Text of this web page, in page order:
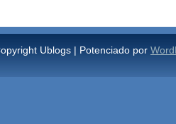
Ublogs | Potenciado por